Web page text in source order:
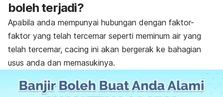
boleh terjadi?
Apabila anda mempunyai hubungan dengan faktor-
faktor yang telah tercemar seperti meminum air yang
telah tercemar, cacing ini akan bergerak ke bahagian
usus anda dan memasukinya.